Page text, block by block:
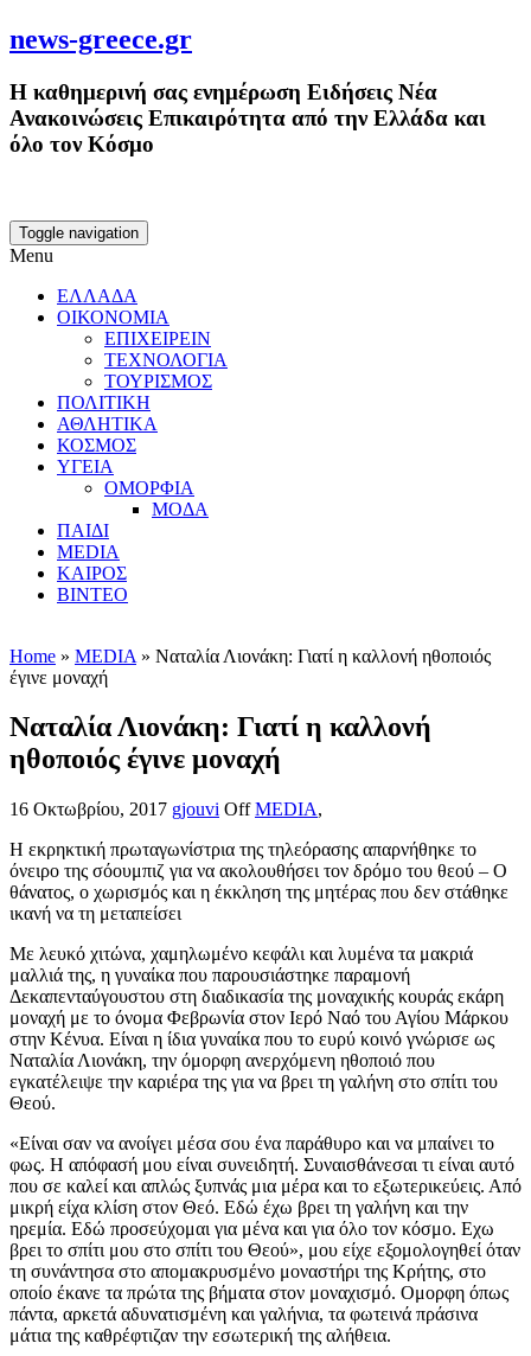
news-greece.gr
Η καθημερινή σας ενημέρωση Ειδήσεις Νέα
Ανακοινώσεις Επικαιρότητα από την Ελλάδα και
όλο τον Κόσμο
Toggle navigation
Menu
ΕΛΛΑΔΑ
ΟΙΚΟΝΟΜΙΑ
ΕΠΙΧΕΙΡΕΙΝ
ΤΕΧΝΟΛΟΓΙΑ
ΤΟΥΡΙΣΜΟΣ
ΠΟΛΙΤΙΚΗ
ΑΘΛΗΤΙΚΑ
ΚΟΣΜΟΣ
ΥΓΕΙΑ
ΟΜΟΡΦΙΑ
ΜΟΔΑ
ΠΑΙΔΙ
MEDIA
ΚΑΙΡΟΣ
ΒΙΝΤΕΟ
Home » MEDIA » Ναταλία Λιονάκη: Γιατί η καλλονή ηθοποιός
έγινε μοναχή
Ναταλία Λιονάκη: Γιατί η καλλονή
ηθοποιός έγινε μοναχή
16 Οκτωβρίου, 2017 gjouvi Off MEDIA,
Η εκρηκτική πρωταγωνίστρια της τηλεόρασης απαρνήθηκε το
όνειρο της σόουμπιζ για να ακολουθήσει τον δρόμο του θεού – Ο
θάνατος, ο χωρισμός και η έκκληση της μητέρας που δεν στάθηκε
ικανή να τη μεταπείσει
Με λευκό χιτώνα, χαμηλωμένο κεφάλι και λυμένα τα μακριά
μαλλιά της, η γυναίκα που παρουσιάστηκε παραμονή
Δεκαπενταύγουστου στη διαδικασία της μοναχικής κουράς εκάρη
μοναχή με το όνομα Φεβρωνία στον Ιερό Ναό του Αγίου Μάρκου
στην Κένυα. Είναι η ίδια γυναίκα που το ευρύ κοινό γνώρισε ως
Ναταλία Λιονάκη, την όμορφη ανερχόμενη ηθοποιό που
εγκατέλειψε την καριέρα της για να βρει τη γαλήνη στο σπίτι του
Θεού.
«Είναι σαν να ανοίγει μέσα σου ένα παράθυρο και να μπαίνει το
φως. Η απόφασή μου είναι συνειδητή. Συναισθάνεσαι τι είναι αυτό
που σε καλεί και απλώς ξυπνάς μια μέρα και το εξωτερικεύεις. Από
μικρή είχα κλίση στον Θεό. Εδώ έχω βρει τη γαλήνη και την
ηρεμία. Εδώ προσεύχομαι για μένα και για όλο τον κόσμο. Εχω
βρει το σπίτι μου στο σπίτι του Θεού», μου είχε εξομολογηθεί όταν
τη συνάντησα στο απομακρυσμένο μοναστήρι της Κρήτης, στο
οποίο έκανε τα πρώτα της βήματα στον μοναχισμό. Ομορφη όπως
πάντα, αρκετά αδυνατισμένη και γαλήνια, τα φωτεινά πράσινα
μάτια της καθρέφτιζαν την εσωτερική της αλήθεια.